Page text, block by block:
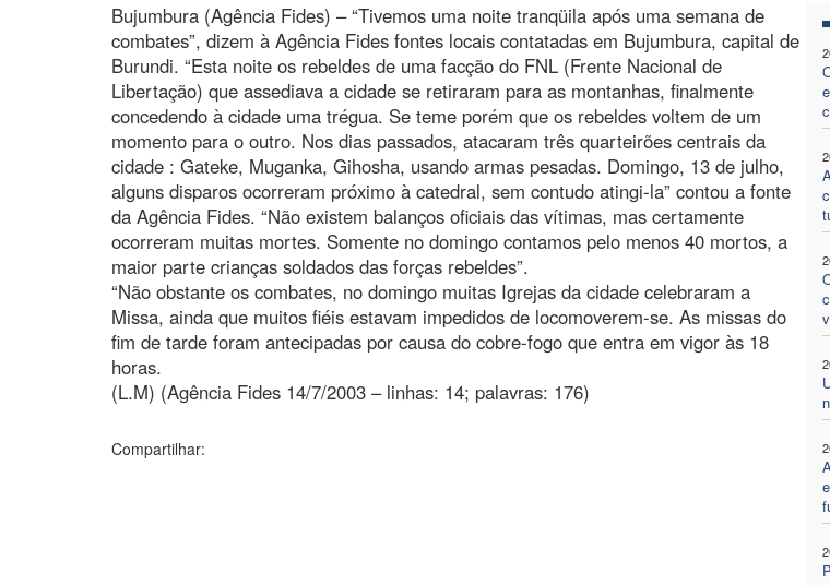
Bujumbura (Agência Fides) – “Tivemos uma noite tranqüila após uma semana de
combates”, dizem à Agência Fides fontes locais contatadas em Bujumbura, capital de
Burundi. “Esta noite os rebeldes de uma facção do FNL (Frente Nacional de
Libertação) que assediava a cidade se retiraram para as montanhas, finalmente
concedendo à cidade uma trégua. Se teme porém que os rebeldes voltem de um
momento para o outro. Nos dias passados, atacaram três quarteirões centrais da
cidade : Gateke, Muganka, Gihosha, usando armas pesadas. Domingo, 13 de julho,
alguns disparos ocorreram próximo à catedral, sem contudo atingi-la” contou a fonte
da Agência Fides. “Não existem balanços oficiais das vítimas, mas certamente
ocorreram muitas mortes. Somente no domingo contamos pelo menos 40 mortos, a
maior parte crianças soldados das forças rebeldes”.
“Não obstante os combates, no domingo muitas Igrejas da cidade celebraram a
Missa, ainda que muitos fiéis estavam impedidos de locomoverem-se. As missas do
fim de tarde foram antecipadas por causa do cobre-fogo que entra em vigor às 18
horas.
(L.M) (Agência Fides 14/7/2003 – linhas: 14; palavras: 176)
Compartilhar: